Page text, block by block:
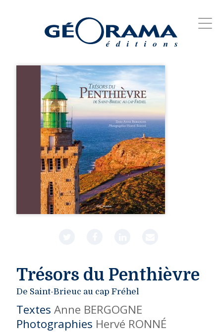
Trésors du Penthièvre
De Saint-Brieuc au cap Fréhel
Textes Anne BERGOGNE
Photographies Hervé RONNÉ